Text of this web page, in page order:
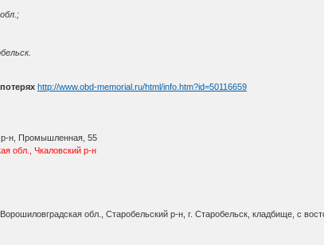
http://www.obd-memorial.ru/html/info.htm?id=50116659
р-н, Промышленная, 55
обл., Чкаловский р-н
обл., Старобельский р-н, г. Старобельск, кладбище, с